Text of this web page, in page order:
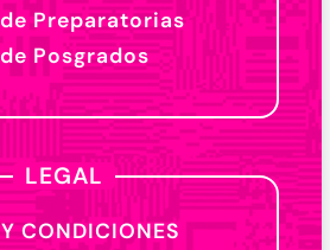
Preparatorias
Posgrados
LEGAL
CONDICIONES